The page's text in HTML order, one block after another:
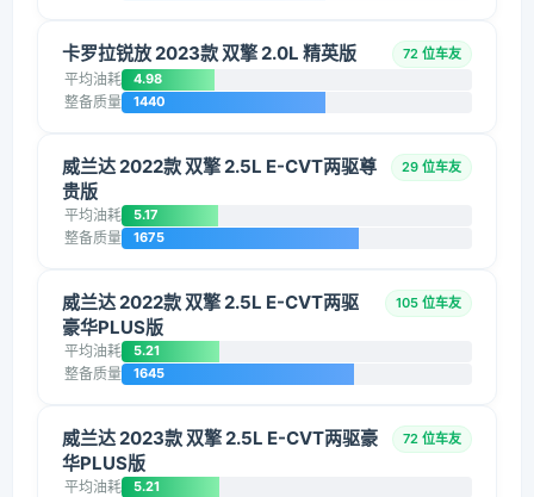
卡罗拉锐放 2023款 双擎 2.0L 精英版 72 位车友
平均油耗 4.98
整备质量 1440
威兰达 2022款 双擎 2.5L E-CVT两驱尊
贵版
29 位车友
平均油耗 5.17
整备质量 1675
威兰达 2022款 双擎 2.5L E-CVT两驱
豪华PLUS版
105 位车友
平均油耗 5.21
整备质量 1645
威兰达 2023款 双擎 2.5L E-CVT两驱豪
华PLUS版
72 位车友
平均油耗 5.21